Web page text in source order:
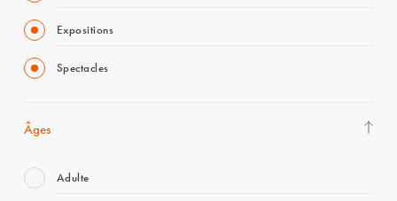
Expositions
Spectacles
Âges
Adulte